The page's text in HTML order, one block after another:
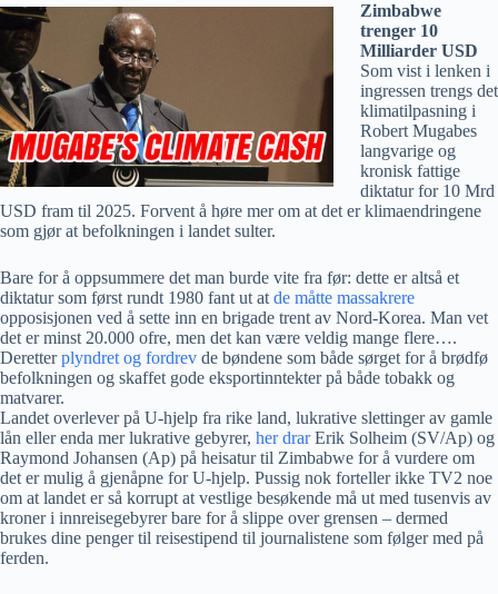
Zimbabwe
trenger 10
Milliarder USD
Som vist i lenken i
ingressen trengs det
klimatilpasning i
Robert Mugabes
langvarige og
kronisk fattige
diktatur for 10 Mrd
USD fram til 2025. Forvent å høre mer om at det er klimaendringene
som gjør at befolkningen i landet sulter.
Bare for å oppsummere det man burde vite fra før: dette er altså et
diktatur som først rundt 1980 fant ut at de måtte massakrere
opposisjonen ved å sette inn en brigade trent av Nord-Korea. Man vet
det er minst 20.000 ofre, men det kan være veldig mange flere….
Deretterplyndret og fordrev de bøndene som både sørget for å brødfø
befolkningen og skaffet gode eksportinntekter på både tobakk og
matvarer.
Landet overlever på U-hjelp fra rike land, lukrative slettinger av gamle
lån eller enda mer lukrative gebyrer, her drarErik Solheim (SV/Ap) og
Raymond Johansen (Ap) på heisatur til Zimbabwe for å vurdere om
det er mulig å gjenåpne for U-hjelp. Pussig nok forteller ikke TV2 noe
om at landet er så korrupt at vestlige besøkende må ut med tusenvis av
kroner i innreisegebyrer bare for å slippe over grensen – dermed
brukes dine penger til reisestipend til journalistene som følger med på
ferden.